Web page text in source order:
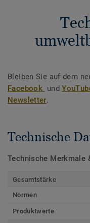
Bleiben Sie auf dem
Facebook und
Newsletter.
Technische
Technische Merkmale
Gesamtstärke
Normen
Produktwerte